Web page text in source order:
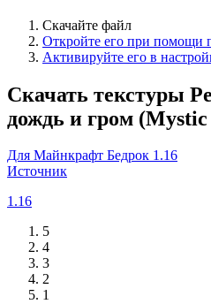
Скачайте файл
Откройте его при помощи
Активируйте его в
Скачать текстуры
дождь и гром
Для Майнкрафт Бедрок 1.16
Источник
1.16
5
4
3
2
1